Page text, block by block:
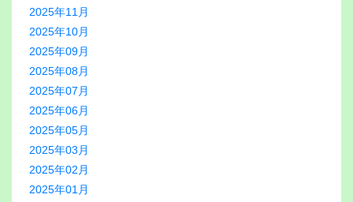
2025年11月
2025年10月
2025年09月
2025年08月
2025年07月
2025年06月
2025年05月
2025年03月
2025年02月
2025年01月